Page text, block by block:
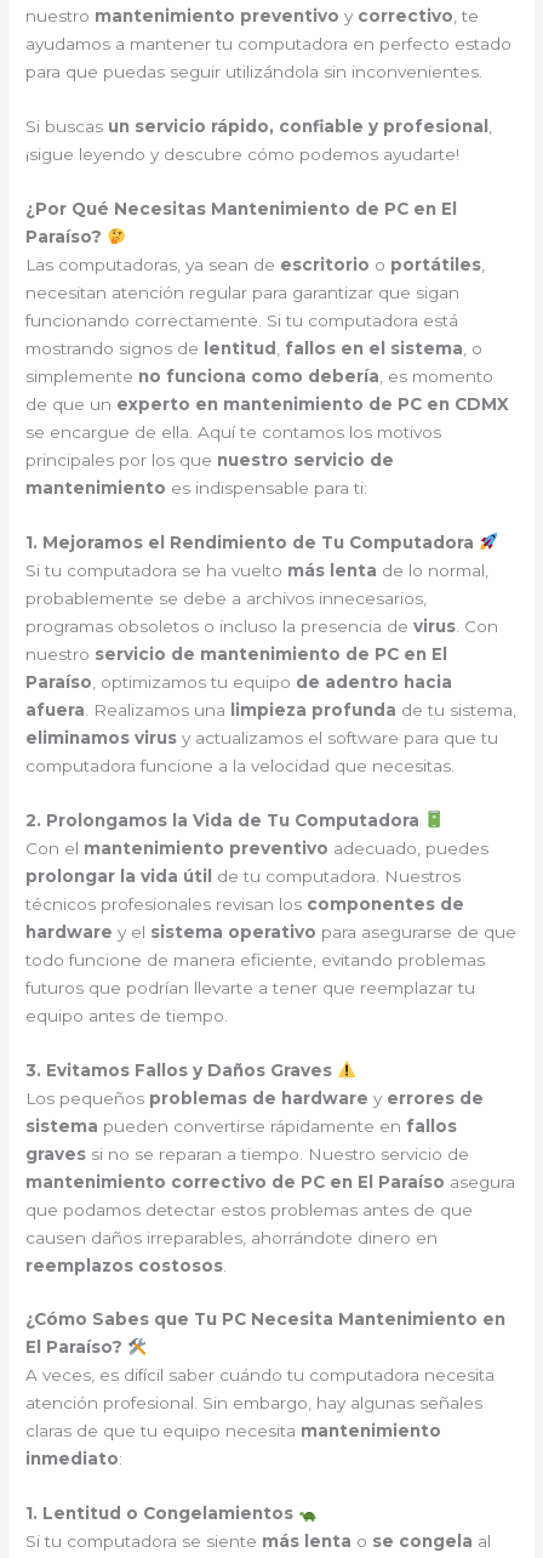
nuestro mantenimiento preventivo y correctivo , te
ayudamos a mantener tu computadora en perfecto estado
para que puedas seguir utilizándola sin inconvenientes.
Si buscas un servicio rápido, confiable y profesional
¡sigue leyendo y descubre cómo podemos ayudarte!
¿Por Qué Necesitas Mantenimiento de PC en El
Paraíso?
Las computadoras, ya sean de escritorio o portátiles
necesitan atención regular para garantizar que sigan
funcionando correctamente. Si tu computadora está
mostrando signos de
lentitud fallos en el sistema , o
simplemente no funciona como debería , es momento
de que un experto en mantenimiento de PC en CDMX
se encargue de ella. Aquí te contamos los motivos
principales por los que nuestro servicio de
mantenimiento es indispensable para ti:
1. Mejoramos el Rendimiento de Tu Computadora
Si tu computadora se ha vuelto más lenta de lo normal,
probablemente se debe a archivos innecesarios,
programas obsoletos o incluso la presencia devirus . Con
nuestro servicio de mantenimiento de PC en El
Paraíso , optimizamos tu equipo de adentro hacia
afuera . Realizamos una limpieza profunda de tu sistema,
eliminamos virus y actualizamos el software para que tu
computadora funcione a la velocidad que necesitas.
2. Prolongamos la Vida de Tu Computadora
Con el mantenimiento preventivo adecuado, puedes
prolongar la vida útil
de tu computadora. Nuestros
técnicos profesionales revisan los componentes de
hardware y el sistema operativo para asegurarse de que
todo funcione de manera eficiente, evitando problemas
futuros que podrían llevarte a tener que reemplazar tu
equipo antes de tiempo.
3. Evitamos Fallos y Daños Graves
Los pequeños problemas de hardware y errores de
sistema pueden convertirse rápidamente en fallos
graves si no se reparan a tiempo. Nuestro servicio de
mantenimiento correctivo de PC en El Paraíso asegura
que podamos detectar estos problemas antes de que
causen daños irreparables, ahorrándote dinero en
reemplazos costosos
¿Cómo Sabes que Tu PC Necesita Mantenimiento en
El Paraíso?
A veces, es difícil saber cuándo tu computadora necesita
atención profesional. Sin embargo, hay algunas señales
claras de que tu equipo necesita mantenimiento
inmediato:
1. Lentitud o Congelamientos
Si tu computadora se siente más lenta o se congela al